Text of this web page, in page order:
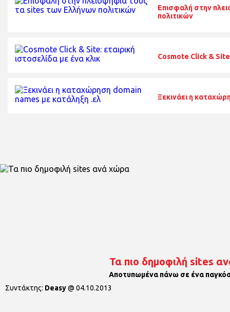
Επισφαλή στην
πολιτικών
Cosmote Click &
Ξεκινάει η
Τα πιο δημοφιλή sites
Αποτυπωμένα πάνω σε ένα
Συντάκτης: Deasy@ 04.10.2013